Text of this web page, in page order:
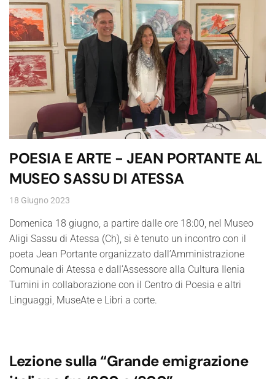
POESIA E ARTE - JEAN PORTANTE AL
MUSEO SASSU DI ATESSA
18 Giugno 2023
Domenica 18 giugno, a partire dalle ore 18:00, nel Museo
Aligi Sassu di Atessa (Ch), si è tenuto un incontro con il
poeta Jean Portante organizzato dall’Amministrazione
Comunale di Atessa e dall’Assessore alla Cultura Ilenia
Tumini in collaborazione con il Centro di Poesia e altri
Linguaggi, MuseAte e Libri a corte.
Lezione sulla “Grande emigrazione